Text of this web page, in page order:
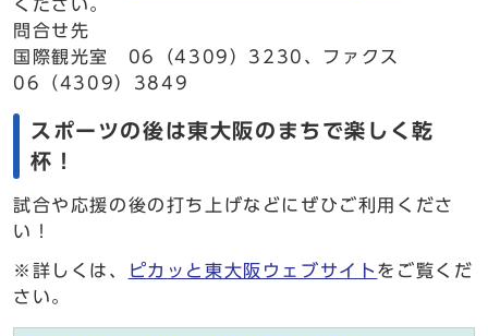
ください。
問合せ先
国際観光室 06（4309）3230、ファクス
06（4309）3849
スポーツの後は東大阪のまちで楽しく乾
杯！
試合や応援の後の打ち上げなどにぜひご利用くださ
い！
※詳しくは、 ピカッと東大阪ウェブサイト をご覧くだ
さい。